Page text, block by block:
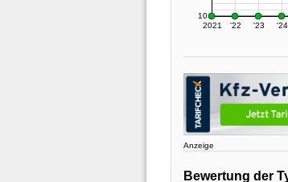
2021 '22 '23 '24
10
Anzeige
Bewertung der